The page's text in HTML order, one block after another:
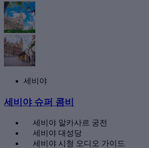
세비야
세비야 슈퍼 콤비
세비야 알카사르 궁전
세비야 대성당
세비야 시청 오디오 가이드